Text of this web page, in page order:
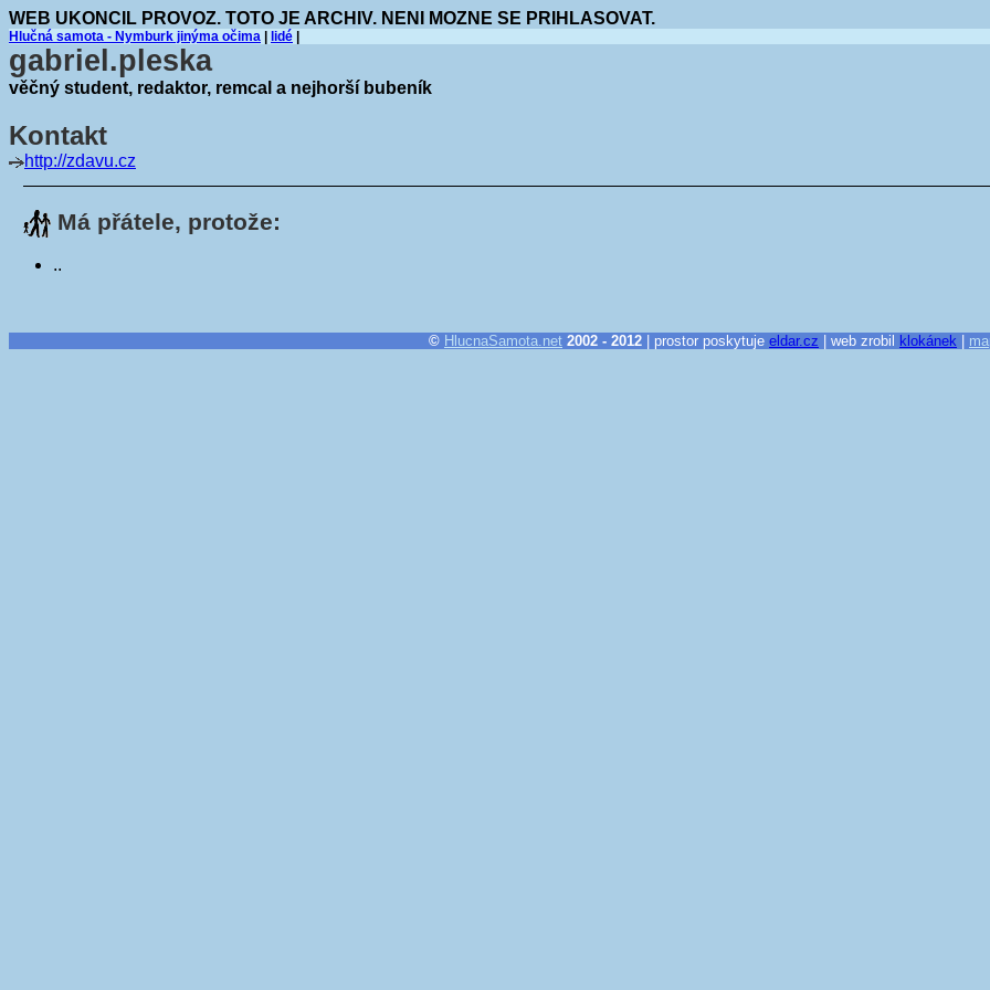
WEB UKONCIL PROVOZ. TOTO JE ARCHIV. NENI MOZNE SE PRIHLASOVAT.
Hlučná samota - Nymburk jinýma očima lidé
gabriel.pleska
věčný student, redaktor, remcal a nejhorší bubeník
Kontakt
http://zdavu.cz
Má přátele, protože:
..
© HlucnaSamota.net 2002 - 2012 | prostor poskytuje eldar.cz | web zrobil klokánek